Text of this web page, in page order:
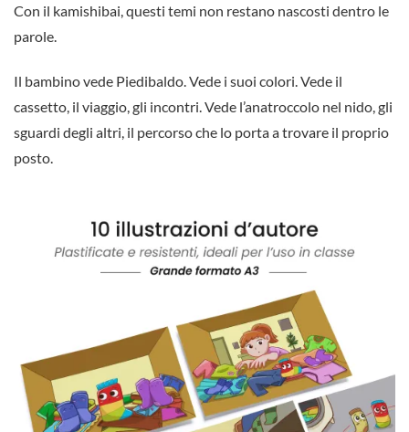
Con il kamishibai, questi temi non restano nascosti dentro le
parole.
Il bambino vede Piedibaldo. Vede i suoi colori. Vede il
cassetto, il viaggio, gli incontri. Vede l’anatroccolo nel nido, gli
sguardi degli altri, il percorso che lo porta a trovare il proprio
posto.